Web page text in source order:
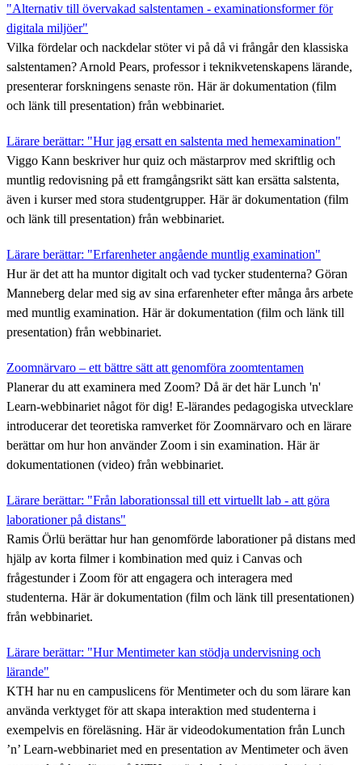
"Alternativ till övervakad salstentamen - examinationsformer för
digitala miljöer"
Vilka fördelar och nackdelar stöter vi på då vi frångår den klassiska
salstentamen? Arnold Pears, professor i teknikvetenskapens lärande,
presenterar forskningens senaste rön. Här är dokumentation (film
och länk till presentation) från webbinariet.
Lärare berättar: "Hur jag ersatt en salstenta med hemexamination"
Viggo Kann beskriver hur quiz och mästarprov med skriftlig och
muntlig redovisning på ett framgångsrikt sätt kan ersätta salstenta,
även i kurser med stora studentgrupper. Här är dokumentation (film
och länk till presentation) från webbinariet.
Lärare berättar: "Erfarenheter angående muntlig examination"
Hur är det att ha muntor digitalt och vad tycker studenterna? Göran
Manneberg delar med sig av sina erfarenheter efter många års arbete
med muntlig examination. Här är dokumentation (film och länk till
presentation) från webbinariet.
Zoomnärvaro – ett bättre sätt att genomföra zoomtentamen
Planerar du att examinera med Zoom? Då är det här Lunch 'n'
Learn-webbinariet något för dig! E-lärandes pedagogiska utvecklare
introducerar det teoretiska ramverket för Zoomnärvaro och en lärare
berättar om hur hon använder Zoom i sin examination. Här är
dokumentationen (video) från webbinariet.
Lärare berättar: "Från laborationssal till ett virtuellt lab - att göra
laborationer på distans"
Ramis Örlü berättar hur han genomförde laborationer på distans med
hjälp av korta filmer i kombination med quiz i Canvas och
frågestunder i Zoom för att engagera och interagera med
studenterna. Här är dokumentation (film och länk till presentationen)
från webbinariet.
Lärare berättar: "Hur Mentimeter kan stödja undervisning och
lärande"
KTH har nu en campuslicens för Mentimeter och du som lärare kan
använda verktyget för att skapa interaktion med studenterna i
exempelvis en föreläsning. Här är videodokumentation från Lunch
’n’ Learn-webbinariet med en presentation av Mentimeter och även